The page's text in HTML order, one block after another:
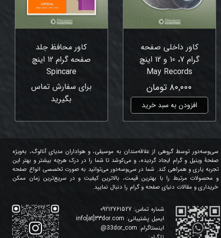
کاور داخلی صفحه
گرام 7، 10 و 12 اینچ
May Records
۸۰,۰۰۰ تومان
افزودن به سبد خرید
کاور محافظ جلد
صفحه گرام 12 اینچ
Spincare
برای سفارش تماس
بگیرید
شماره تماس:
ایمیل پشتیبانی: info[at]33dor.com
اینستاگرام: 33dor_com
@
سی‌وسه‌دور توسط گروهی از علاقه‌مندان به موسیقی، و هواداران مدیای آنالوگ، به‌ویژه
صفحۀ وینیل و گرام ایجاد گردیده، و می‌کوشد تا شما را در درک هرچه بیشتر و بهتر این
تجربه یاری و همراهی کند. شما در سی‌وسه‌دور می‌توانید به صورت تخصصی انواع صفحه
و محصولات مرتبط را با بهترین قیمت، بالاترین کیفیت و در سریع‌ترین زمان ممکن
خریداری و مقالات دنیای صفحه و گرام را دنبال نمایید.